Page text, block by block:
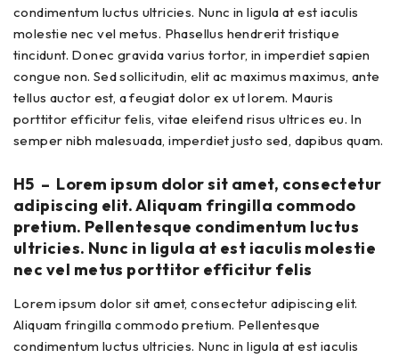
condimentum luctus ultricies. Nunc in ligula at est iaculis
molestie nec vel metus. Phasellus hendrerit tristique
tincidunt. Donec gravida varius tortor, in imperdiet sapien
congue non. Sed sollicitudin, elit ac maximus maximus, ante
tellus auctor est, a feugiat dolor ex ut lorem. Mauris
porttitor efficitur felis, vitae eleifend risus ultrices eu. In
semper nibh malesuada, imperdiet justo sed, dapibus quam.
H5 – Lorem ipsum dolor sit amet, consectetur
adipiscing elit. Aliquam fringilla commodo
pretium. Pellentesque condimentum luctus
ultricies. Nunc in ligula at est iaculis molestie
nec vel metus porttitor efficitur felis
Lorem ipsum dolor sit amet, consectetur adipiscing elit.
Aliquam fringilla commodo pretium. Pellentesque
condimentum luctus ultricies. Nunc in ligula at est iaculis